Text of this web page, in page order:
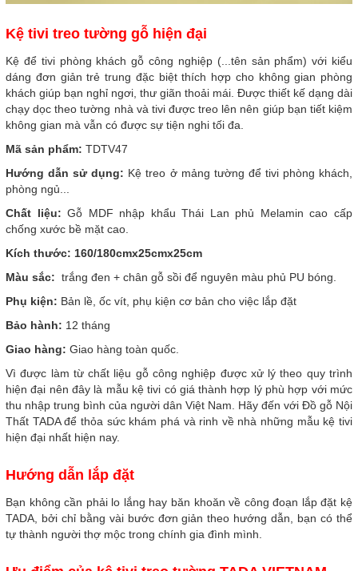
Kệ tivi treo tường gỗ hiện đại
Kệ để tivi phòng khách gỗ công nghiệp (...tên sản phẩm) với kiểu
dáng đơn giản trẻ trung đặc biệt thích hợp cho không gian phòng
khách giúp bạn nghỉ ngơi, thư giãn thoải mái. Được thiết kế dạng dài
chạy dọc theo tường nhà và tivi được treo lên nên giúp bạn tiết kiệm
không gian mà vẫn có được sự tiện nghi tối đa.
Mã sản phẩm: TDTV47
Hướng dẫn sử dụng: Kệ treo ở mảng tường để tivi phòng khách,
phòng ngủ...
Chất liệu: Gỗ MDF nhập khẩu Thái Lan phủ Melamin cao cấp
chống xước bề mặt cao.
Kích thước: 160/180cmx25cmx25cm
Màu sắc: trắng đen + chân gỗ sồi để nguyên màu phủ PU bóng.
Phụ kiện: Bản lề, ốc vít, phụ kiện cơ bản cho việc lắp đặt
Bảo hành: 12 tháng
Giao hàng: Giao hàng toàn quốc.
Vì được làm từ chất liệu gỗ công nghiệp được xử lý theo quy trình
hiện đại nên đây là mẫu kệ tivi có giá thành hợp lý phù hợp với mức
thu nhập trung bình của người dân Việt Nam. Hãy đến với Đồ gỗ Nội
Thất TADA để thỏa sức khám phá và rinh về nhà những mẫu kệ tivi
hiện đại nhất hiện nay.
Hướng dẫn lắp đặt
Bạn không cần phải lo lắng hay băn khoăn về công đoạn lắp đặt kệ
TADA, bởi chỉ bằng vài bước đơn giản theo hướng dẫn, bạn có thể
tự thành người thợ mộc trong chính gia đình mình.